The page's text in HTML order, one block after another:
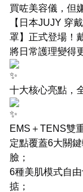
買咗美容儀，但
【日本JUJY 穿
罩】正式登場！
將日常護理變得
十大核心亮點，
EMS＋TENS雙
定點覆蓋6大關
臉；
6種美肌模式自
掂；